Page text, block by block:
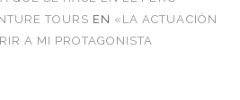
TOURS EN «LA ACTUACIÓN
A MI PROTAGONISTA